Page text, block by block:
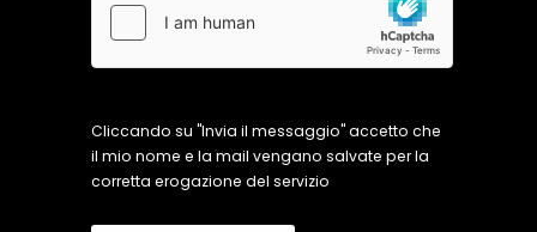
Cliccando su "Invia il messaggio" accetto che
il mio nome e la mail vengano salvate per la
corretta erogazione del servizio